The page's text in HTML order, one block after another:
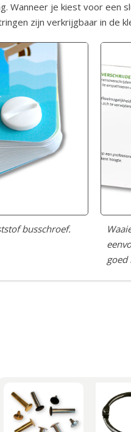
Wanneer je kiest voor een
zijn verkrijgbaar in de
busschroef.
goed